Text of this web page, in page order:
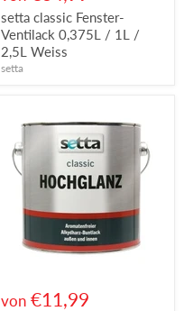
setta classic Fenster-
Ventilack 0,375L / 1L /
2,5L Weiss
setta
von €11,99